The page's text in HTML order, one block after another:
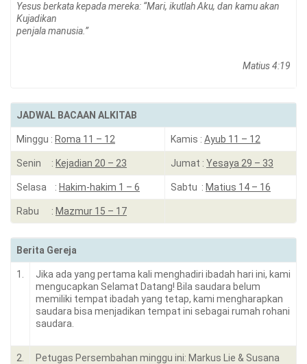
Yesus berkata kepada mereka: “Mari, ikutlah Aku, dan kamu akan
Kujadikan
penjala manusia.”
Matius 4:19
JADWAL BACAAN ALKITAB
Minggu : Roma 11 – 12 Kamis : Ayub 11 – 12
Senin : Kejadian 20 – 23 Jumat : Yesaya 29 – 33
Selasa : Hakim-hakim 1 – 6 Sabtu : Matius 14 – 16
Rabu : Mazmur 15 – 17
Berita Gereja
1.
Jika ada yang pertama kali menghadiri ibadah hari ini, kami
mengucapkan Selamat Datang! Bila saudara belum
memiliki tempat ibadah yang tetap, kami mengharapkan
saudara bisa menjadikan tempat ini sebagai rumah rohani
saudara.
2.
Petugas Persembahan minggu ini: Markus Lie & Susana